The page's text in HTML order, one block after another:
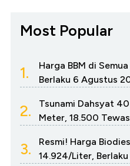
Most Popular
1.
Harga BBM di
Berlaku 6 Agustus
2.
Tsunami Dahsyat
Meter, 18.500
3.
Resmi! Harga
14.924/Liter,